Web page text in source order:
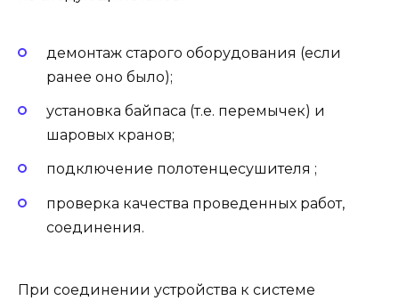
демонтаж старого оборудования (если
ранее оно было);
установка байпаса (т.е. перемычек) и
шаровых кранов;
подключение полотенцесушителя ;
проверка качества проведенных работ,
соединения.
При соединении устройства к системе